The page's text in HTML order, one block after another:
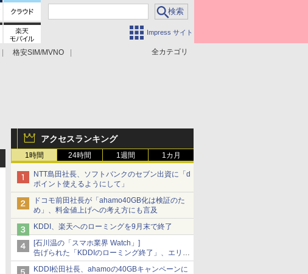
Impress サイト
全カテゴリ
格安SIM/MVNO
アクセスランキング
1時間 24時間 1週間 1カ月
NTT島田社長、ソフトバンクのセブン出資に「d
ポイント使えるようにして」
ドコモ前田社長が「ahamo40GB化は検証のた
め」、料金値上げへの考え方にも言及
KDDI、楽天へのローミングを9月末で終了
[石川温の「スマホ業界 Watch」]
告げられた「KDDIのローミング終了」、エリア
マップの落とし穴と楽天モバイルの課題
KDDI松田社長、ahamoの40GBキャンペーンに